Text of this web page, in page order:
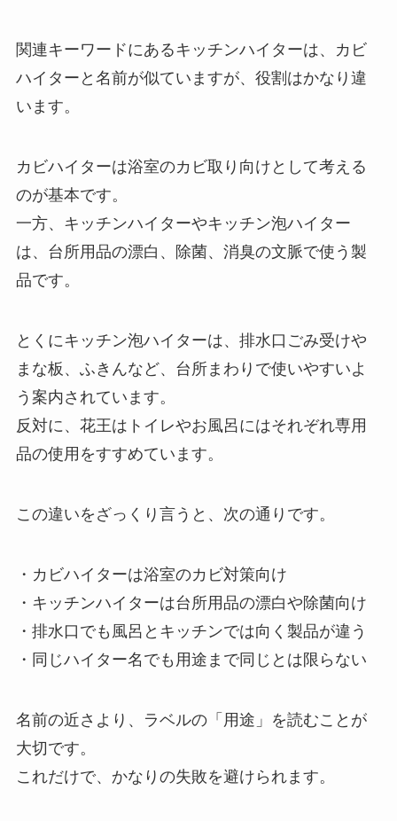
関連キーワードにあるキッチンハイターは、カビ
ハイターと名前が似ていますが、役割はかなり違
います。
カビハイターは浴室のカビ取り向けとして考える
のが基本です。
一方、キッチンハイターやキッチン泡ハイター
は、台所用品の漂白、除菌、消臭の文脈で使う製
品です。
とくにキッチン泡ハイターは、排水口ごみ受けや
まな板、ふきんなど、台所まわりで使いやすいよ
う案内されています。
反対に、花王はトイレやお風呂にはそれぞれ専用
品の使用をすすめています。
この違いをざっくり言うと、次の通りです。
・カビハイターは浴室のカビ対策向け
・キッチンハイターは台所用品の漂白や除菌向け
・排水口でも風呂とキッチンでは向く製品が違う
・同じハイター名でも用途まで同じとは限らない
名前の近さより、ラベルの「用途」を読むことが
大切です。
これだけで、かなりの失敗を避けられます。